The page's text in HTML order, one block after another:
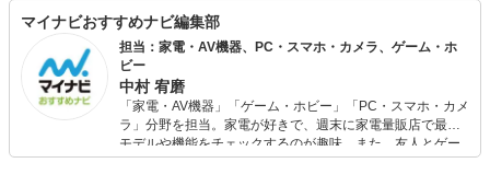
能性を考えるWEBマガジン『Zat's VR』運営。株式会社ウ
レルブン代表。
マイナビおすすめナビ編集部
担当：家電・AV機器、PC・スマホ・カメラ、ゲーム・ホ
ビー
中村 宥磨
「家電・AV機器」「ゲーム・ホビー」「PC・スマホ・カメ
ラ」分野を担当。家電が好きで、週末に家電量販店で最新
モデルや機能をチェックするのが趣味。また、友人とゲー
ムを楽しみながら、新作タイトルやイベント情報もいち早